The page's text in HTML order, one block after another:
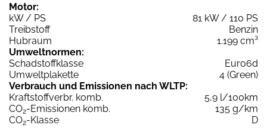
Motor:
kW / PS
81 kW / 110 PS
Treibstoff
Benzin
Hubraum
1.199 cm³
Umweltnormen:
Schadstoffklasse
Euro6d
Umweltplakette
4 (Green)
Verbrauch und Emissionen nach WLTP:
Kraftstoffverbr. komb.
5,9 l/100km
CO2-Emissionen komb.
135 g/km
CO2-Klasse
D